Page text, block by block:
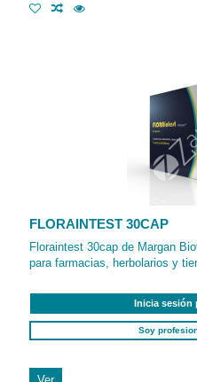
FLORAINTEST 30CAP
Floraintest 30cap de Margan
para farmacias, herbolarios y
Inicia sesión
Soy